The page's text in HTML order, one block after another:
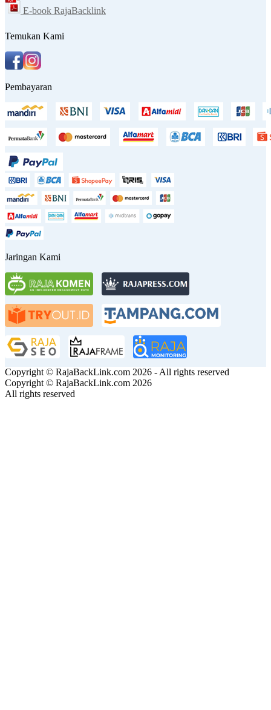
E-book RajaBacklink
Temukan Kami
Pembayaran
Jaringan Kami
Copyright © RajaBackLink.com 2026 - All rights reserved
Copyright © RajaBackLink.com 2026
All rights reserved